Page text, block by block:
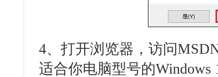
4、打开浏览器，访问
适合你电脑型号的